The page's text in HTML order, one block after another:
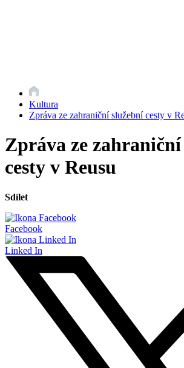
Kultura
Zpráva ze zahraniční služební cesty v
Zpráva ze
cesty v Reusu
Sdílet
Facebook
Linked In